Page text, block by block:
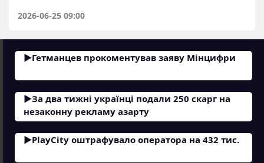
2026-06-25 09:00
Гетманцев прокоментував заяву Мінцифри
За два тижні українці подали 250 скарг на
незаконну рекламу азарту
PlayCity оштрафувало оператора на 432 тис.